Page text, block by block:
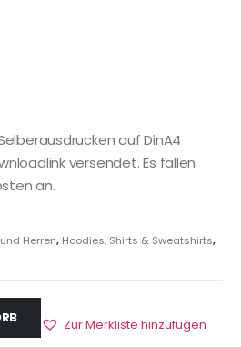
auf DinA4
versendet. Es fallen
an.
Herren, Hoodies, Shirts & Sweatshirts,
Zur Merkliste hinzufügen